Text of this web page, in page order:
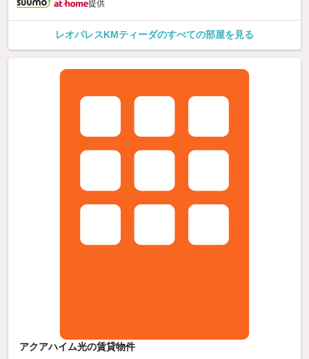
提供
レオパレスKMティーダのすべての部屋を見る
アクアハイム光の賃貸物件